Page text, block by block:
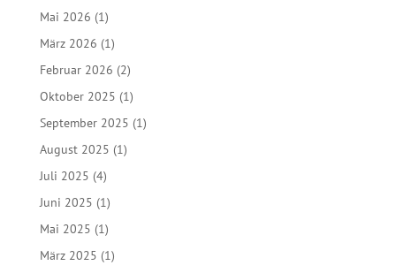
Mai 2026 (1)
März 2026 (1)
Februar 2026 (2)
Oktober 2025 (1)
September 2025 (1)
August 2025 (1)
Juli 2025 (4)
Juni 2025 (1)
Mai 2025 (1)
März 2025 (1)